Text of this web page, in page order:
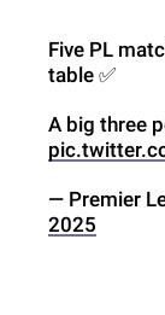
Five PL
table ✅
A big three
— Premier
2025